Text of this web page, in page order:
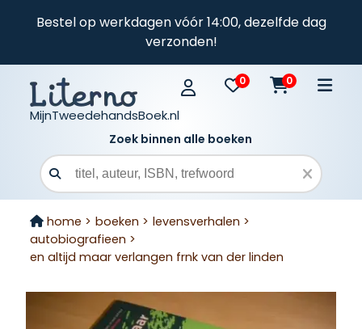
Bestel op werkdagen vóór 14:00, dezelfde dag
verzonden!
MijnTweedehandsBoek.nl
0 0
Zoek binnen alle boeken
Zoekveld
home > boeken > levensverhalen >
autobiografieen >
en altijd maar verlangen frnk van der linden